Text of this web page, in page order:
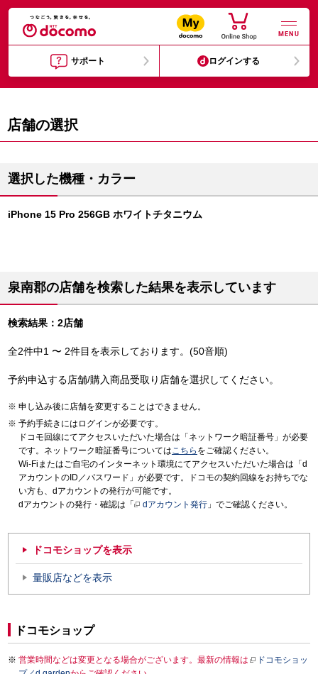
MENU
サポート ログインする
店舗の選択
選択した機種・カラー
iPhone 15 Pro 256GB ホワイトチタニウム
泉南郡の店舗を検索した結果を表示しています
検索結果：2店舗
全2件中1 〜 2件目を表示しております。(50音順)
予約申込する店舗/購入商品受取り店舗を選択してください。
申し込み後に店舗を変更することはできません。
予約手続きにはログインが必要です。
ドコモ回線にてアクセスいただいた場合は「ネットワーク暗証番号」が必要
です。ネットワーク暗証番号についてはこちら をご確認ください。
Wi-Fiまたはご自宅のインターネット環境にてアクセスいただいた場合は「d
アカウントのID／パスワード」が必要です。ドコモの契約回線をお持ちでな
い方も、dアカウントの発行が可能です。
dアカウントの発行・確認は「
dアカウント発行 」でご確認ください。
ドコモショップを表示
量販店などを表示
ドコモショップ
営業時間などは変更となる場合がございます。最新の情報は
ドコモショッ